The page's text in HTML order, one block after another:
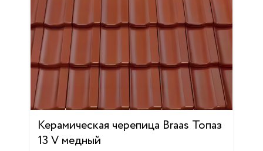
Керамическая черепица Braas Топаз
13 V медный